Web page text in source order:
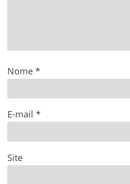
Nome *
E-mail *
Site